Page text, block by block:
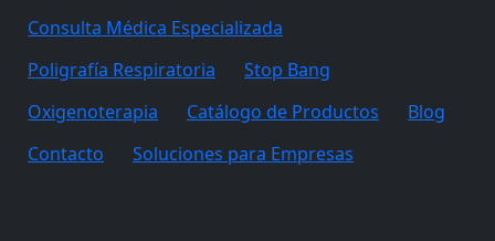
Consulta Médica Especializada
Poligrafía Respiratoria
Stop Bang
Oxigenoterapia
Catálogo de Productos
Blog
Contacto
Soluciones para Empresas